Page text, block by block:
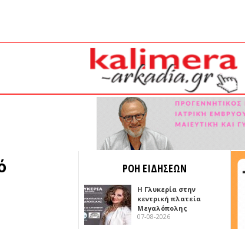
ΡΟΗ ΕΙΔΗΣΕΩΝ
Η Γλυκερία στην
κεντρική πλατεία
Μεγαλόπολης
07-08-2026